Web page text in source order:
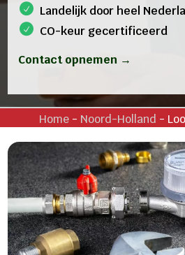
Landelijk door heel
CO-keur gecertificeerd
Contact opnemen →
Home- Noord-Holland -